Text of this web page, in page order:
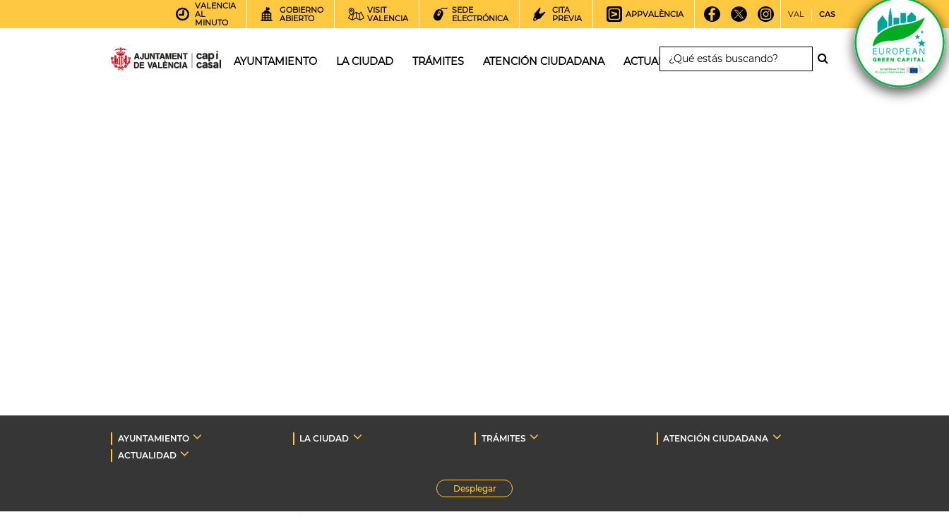
VALENCIA
AL
MINUTO
GOBIERNO
ABIERTO
VISIT
VALENCIA
SEDE
ELECTRÓNICA
CITA
PREVIA
APPVALÈNCIA VAL CAS
AYUNTAMIENTO LA CIUDAD TRÁMITES ATENCIÓN CIUDADANA ACTUALIDAD
AYUNTAMIENTO LA CIUDAD TRÁMITES
ATENCIÓN CIUDADANA
ACTUALIDAD
Desplegar